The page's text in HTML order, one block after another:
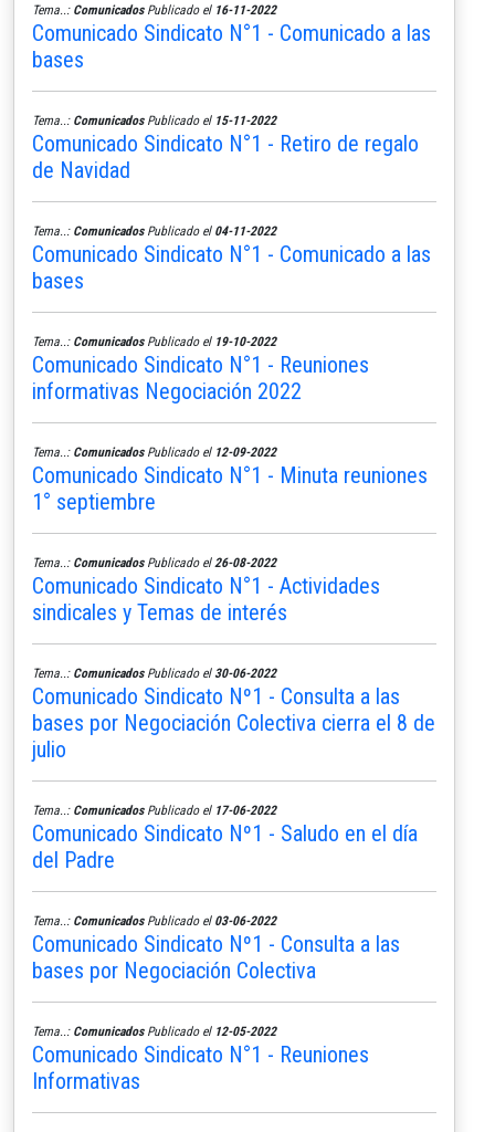
Tema..: ComunicadosPublicado el 16-11-2022
Comunicado Sindicato N°1 - Comunicado a las
bases
Tema..: ComunicadosPublicado el 15-11-2022
Comunicado Sindicato N°1 - Retiro de regalo
de Navidad
Tema..: ComunicadosPublicado el 04-11-2022
Comunicado Sindicato N°1 - Comunicado a las
bases
Tema..: ComunicadosPublicado el 19-10-2022
Comunicado Sindicato N°1 - Reuniones
informativas Negociación 2022
Tema..: ComunicadosPublicado el 12-09-2022
Comunicado Sindicato N°1 - Minuta reuniones
1° septiembre
Tema..: ComunicadosPublicado el 26-08-2022
Comunicado Sindicato N°1 - Actividades
sindicales y Temas de interés
Tema..: ComunicadosPublicado el 30-06-2022
Comunicado Sindicato Nº1 - Consulta a las
bases por Negociación Colectiva cierra el 8 de
julio
Tema..: ComunicadosPublicado el 17-06-2022
Comunicado Sindicato Nº1 - Saludo en el día
del Padre
Tema..: ComunicadosPublicado el 03-06-2022
Comunicado Sindicato Nº1 - Consulta a las
bases por Negociación Colectiva
Tema..: ComunicadosPublicado el 12-05-2022
Comunicado Sindicato N°1 - Reuniones
Informativas